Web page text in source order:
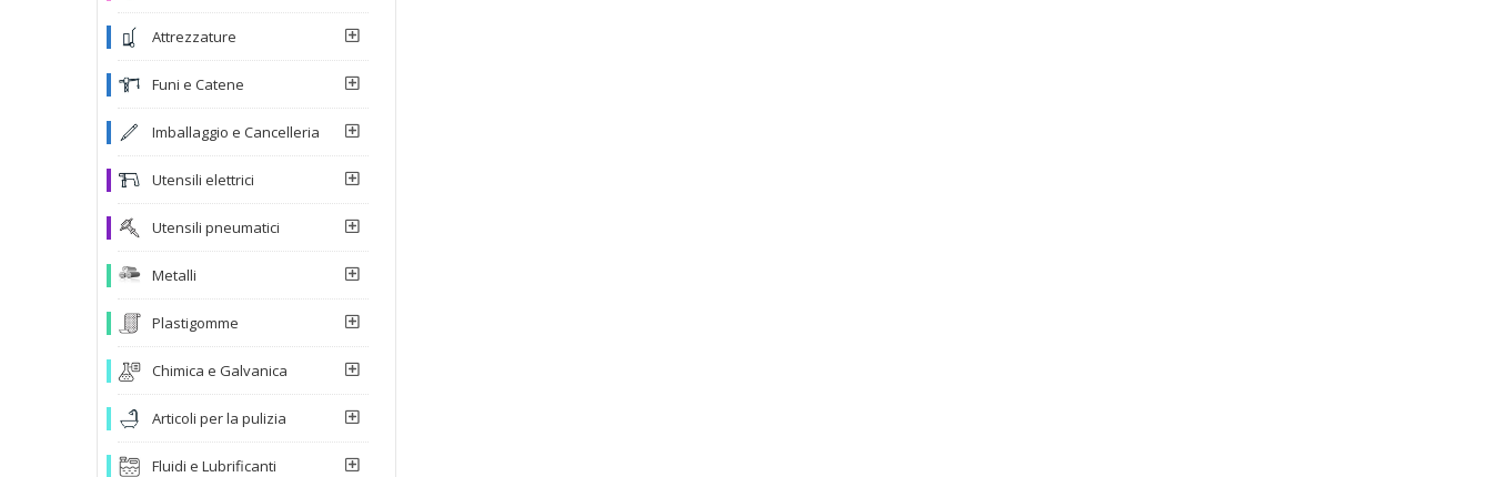
Attrezzature
Funi e Catene
Imballaggio e Cancelleria
Utensili elettrici
Utensili pneumatici
Metalli
Plastigomme
Chimica e Galvanica
Articoli per la pulizia
Fluidi e Lubrificanti